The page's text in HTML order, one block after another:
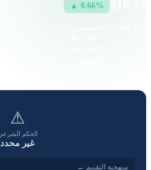
▲ 0.66%
⚠
الحكم الشرعي
غير محدد
منهجية التقييم ←